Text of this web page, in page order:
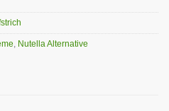
Nutella Alternative